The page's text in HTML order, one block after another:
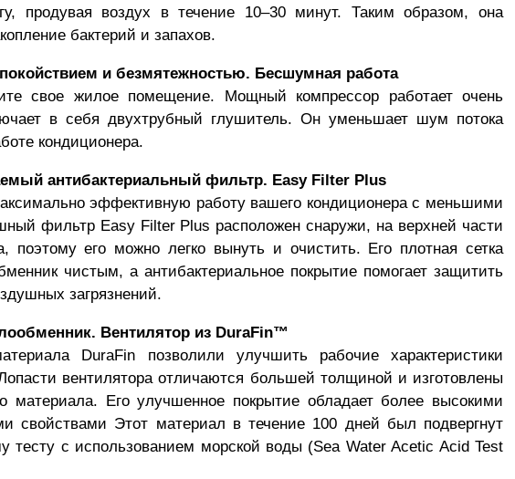
продувая воздух в течение 10–30 минут. Таким образом, она
бактерий и запахов.
и безмятежностью. Бесшумная работа
свое жилое помещение. Мощный компрессор работает очень
в себя двухтрубный глушитель. Он уменьшает шум потока
кондиционера.
антибактериальный фильтр. Easy Filter Plus
эффективную работу вашего кондиционера с меньшими
фильтр Easy Filter Plus расположен снаружи, на верхней части
поэтому его можно легко вынуть и очистить. Его плотная сетка
чистым, а антибактериальное покрытие помогает защитить
загрязнений.
Вентилятор из DuraFin™
DuraFin позволили улучшить рабочие характеристики
вентилятора отличаются большей толщиной и изготовлены
материала. Его улучшенное покрытие обладает более высокими
свойствами Этот материал в течение 100 дней был подвергнут
тесту с использованием морской воды (Sea Water Acetic Acid Test